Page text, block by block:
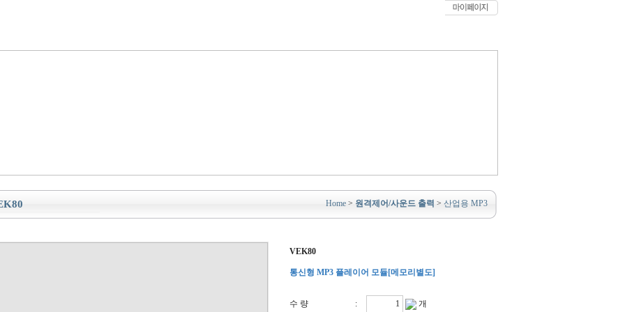
Home > 원격제어/사운드 출력 > 산업용 MP3
VEK80
통신형 MP3 플레이어 모듈[메모리별도]
수 량 : 개